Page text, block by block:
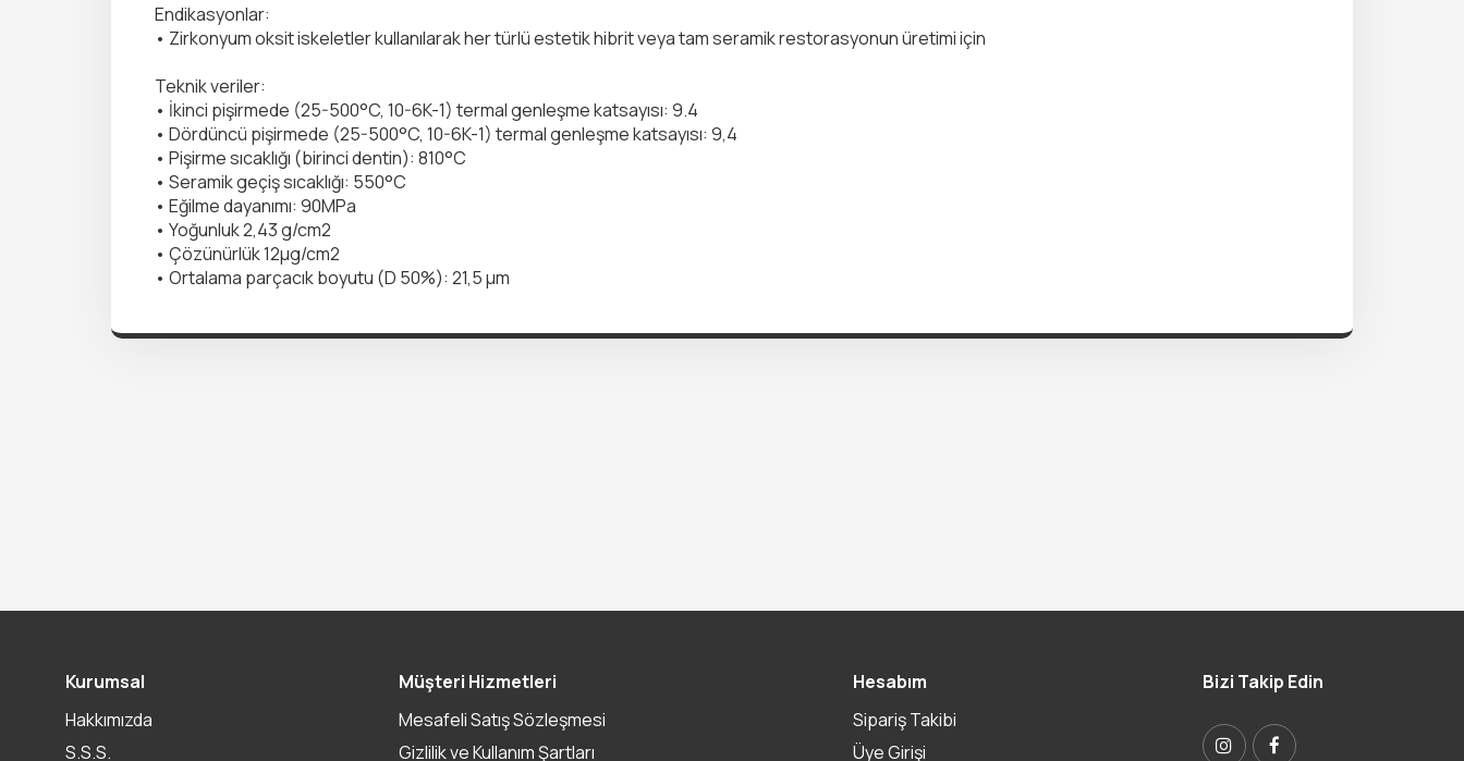
Endikasyonlar:
• Zirkonyum oksit iskeletler kullanılarak her türlü estetik hibrit veya tam seramik restorasyonun üretimi için
Teknik veriler:
• İkinci pişirmede (25-500°C, 10-6K-1) termal genleşme katsayısı: 9.4
• Dördüncü pişirmede (25-500°C, 10-6K-1) termal genleşme katsayısı: 9,4
• Pişirme sıcaklığı (birinci dentin): 810°C
• Seramik geçiş sıcaklığı: 550°C
• Eğilme dayanımı: 90MPa
• Yoğunluk 2,43 g/cm2
• Çözünürlük 12μg/cm2
• Ortalama parçacık boyutu (D 50%): 21,5 μm
Kurumsal
Hakkımızda
S.S.S.
Müşteri Hizmetleri
Mesafeli Satış Sözleşmesi
Gizlilik ve Kullanım Şartları
Hesabım
Sipariş Takibi
Üye Girişi
Bizi Takip Edin